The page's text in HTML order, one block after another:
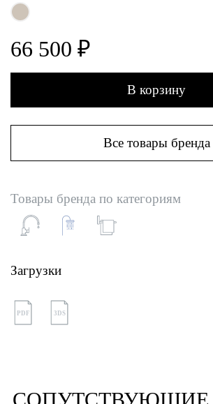
66 500 ₽
В корзину
Все товары бренда
Товары бренда по категориям
Загрузки
PDF 3DS
СОПУТСТВУЮЩИЕ